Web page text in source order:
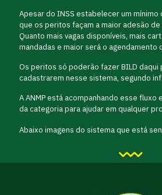
Apesar do INSS estabelecer um
que os peritos façam a maior adesão de
Quanto mais vagas disponíveis, mais
mandadas e maior será o agendamento
Os peritos só poderão fazer BILD daqui
cadastrarem nesse sistema, segundo
A ANMP está acompanhando esse fluxo
da categoria para ajudar em qualquer
Abaixo imagens do sistema que está